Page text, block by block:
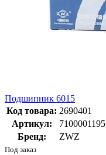
Подшипник 6015
Код товара: 2690401
Артикул:
7100001195
Бренд:
ZWZ
Под заказ